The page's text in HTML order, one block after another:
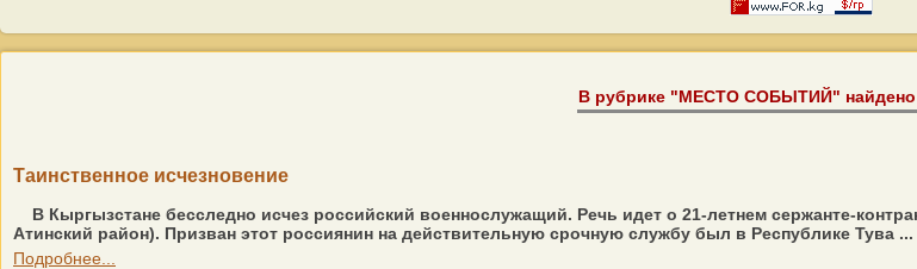
В рубрике "МЕСТО СОБЫТИЙ" найдено
Таинственное исчезновение
В Кыргызстане бесследно исчез российский военнослужащий. Речь идет о 21-летнем сержанте-
Атинский район). Призван этот россиянин на действительную срочную службу был в Республике Тува ...
Подробнее...